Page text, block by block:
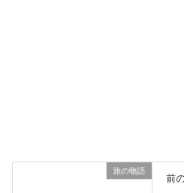
旅の物語
前